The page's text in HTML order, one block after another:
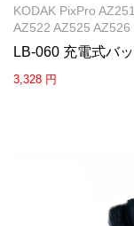
KODAK PixPro
AZ522 AZ525 AZ526
LB-060 充電式バ
3,328 円